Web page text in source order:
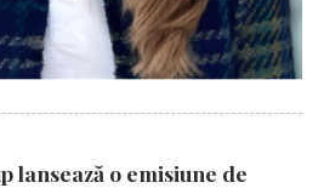
lansează o emisiune de